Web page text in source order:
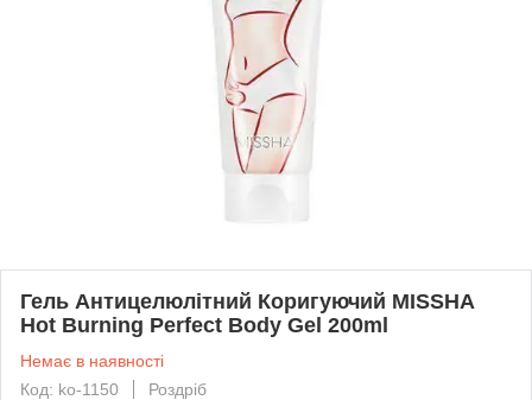
Гель Антицелюлітний Коригуючий MISSHA
Hot Burning Perfect Body Gel 200ml
Немає в наявності
Код: ko-1150
Роздріб